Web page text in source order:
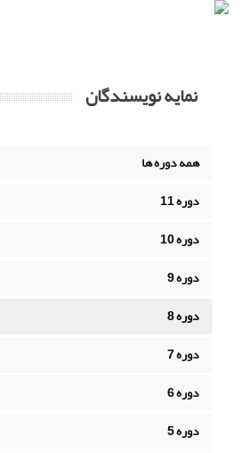
نمایه نویسندگان
همه دوره ها
دوره 11
دوره 10
دوره 9
دوره 8
دوره 7
دوره 6
دوره 5